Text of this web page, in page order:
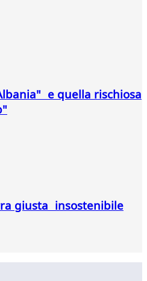
e quella rischiosa
giusta insostenibile